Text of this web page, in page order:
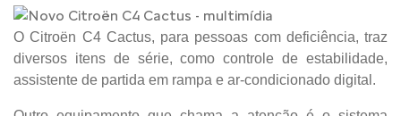
O Citroën C4 Cactus, para pessoas com deficiência, traz
diversos itens de série, como controle de estabilidade,
assistente de partida em rampa e ar-condicionado digital.